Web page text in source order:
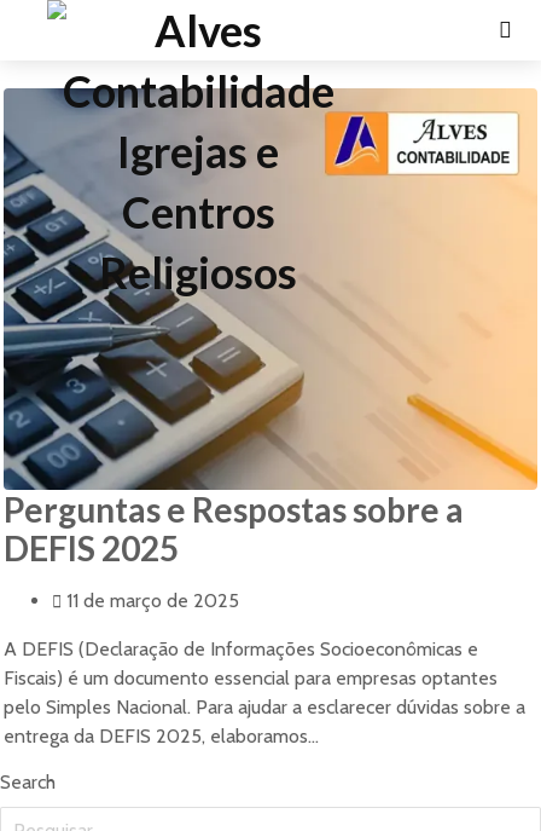
Perguntas e Respostas sobre a
DEFIS 2025
11 de março de 2025
A DEFIS (Declaração de Informações Socioeconômicas e
Fiscais) é um documento essencial para empresas optantes
pelo Simples Nacional. Para ajudar a esclarecer dúvidas sobre a
entrega da DEFIS 2025, elaboramos...
Search